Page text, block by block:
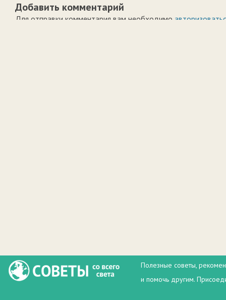
Добавить комментарий
Для отправки комментария вам необходимо
Полезные советы,
и помочь другим.